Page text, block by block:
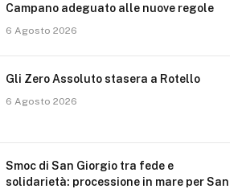
Campano adeguato alle nuove regole
6 Agosto 2026
Gli Zero Assoluto stasera a Rotello
6 Agosto 2026
Smoc di San Giorgio tra fede e
solidarietà: processione in mare per San